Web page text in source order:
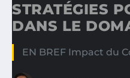
STRATÉGIES
DANS LE
EN BREF Impact du